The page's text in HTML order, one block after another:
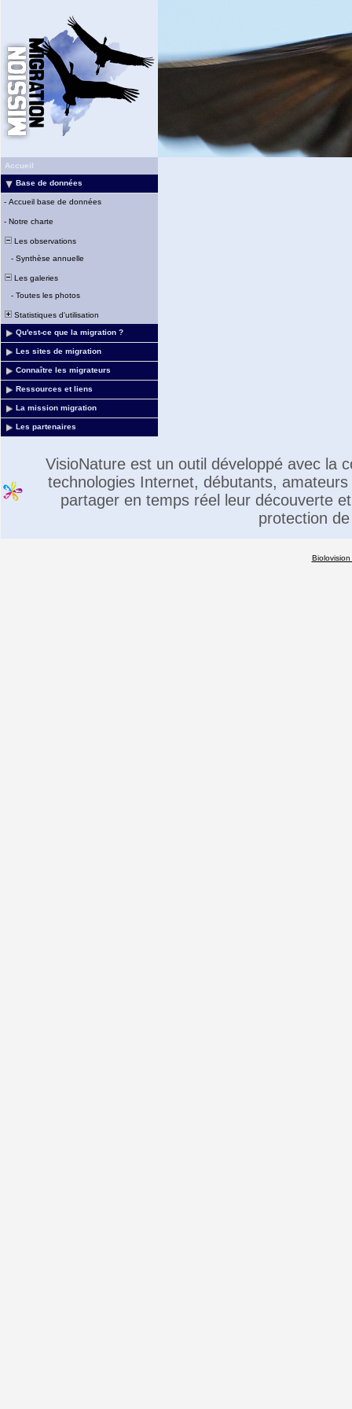
Accueil
Base de données
- Accueil base de données
- Notre charte
Les observations
- Synthèse annuelle
Les galeries
- Toutes les photos
Statistiques d'utilisation
Qu'est-ce que la migration ?
Les sites de migration
Connaître les migrateurs
Ressources et liens
La mission migration
Les partenaires
VisioNature est un outil développé avec la
technologies Internet, débutants,
partager en temps réel leur découverte
protection
Biolovision